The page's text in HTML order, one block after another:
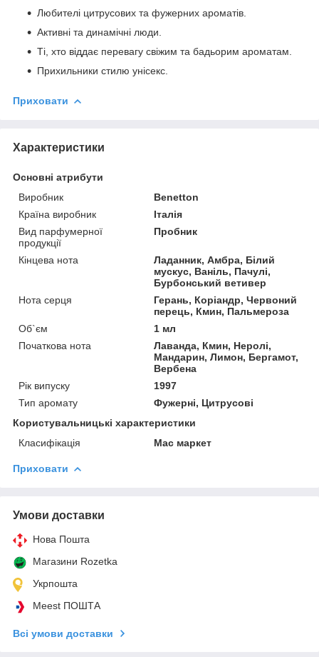
Любителі цитрусових та фужерних ароматів.
Активні та динамічні люди.
Ті, хто віддає перевагу свіжим та бадьорим ароматам.
Прихильники стилю унісекс.
Приховати
Характеристики
Основні атрибути
Виробник
Benetton
Країна виробник
Італія
Вид парфумерної
продукції
Пробник
Кінцева нота
Ладанник, Амбра, Білий
мускус, Ваніль, Пачулі,
Бурбонський ветивер
Нота серця
Герань, Коріандр, Червоний
перець, Кмин, Пальмероза
Об`єм
1 мл
Початкова нота
Лаванда, Кмин, Неролі,
Мандарин, Лимон, Бергамот,
Вербена
Рік випуску
1997
Тип аромату
Фужерні, Цитрусові
Користувальницькі характеристики
Класифікація
Мас маркет
Приховати
Умови доставки
Нова Пошта
Магазини Rozetka
Укрпошта
Meest ПОШТА
Всі умови доставки